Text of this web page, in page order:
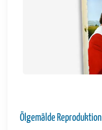
Ölgemälde Reproduktion